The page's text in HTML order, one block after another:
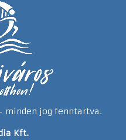
minden jog fenntartva.
Kft.